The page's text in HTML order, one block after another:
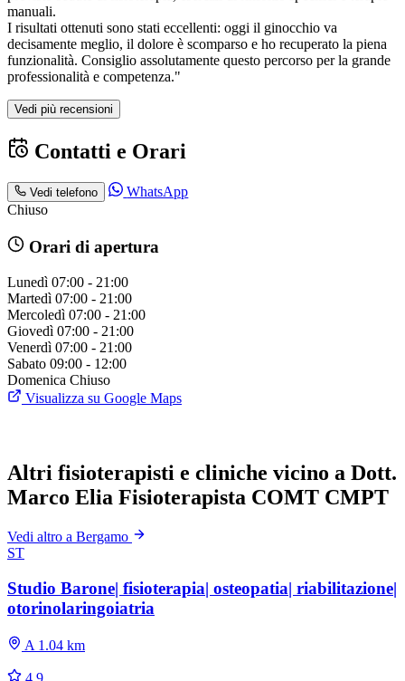
manuali.
I risultati ottenuti sono stati eccellenti: oggi il ginocchio va
decisamente meglio, il dolore è scomparso e ho recuperato la piena
funzionalità. Consiglio assolutamente questo percorso per la grande
professionalità e competenza."
Vedi più recensioni
Contatti e Orari
Vedi telefono
WhatsApp
Chiuso
Orari di apertura
Lunedì 07:00 - 21:00
Martedì 07:00 - 21:00
Mercoledì 07:00 - 21:00
Giovedì 07:00 - 21:00
Venerdì 07:00 - 21:00
Sabato 09:00 - 12:00
Domenica Chiuso
Visualizza su Google Maps
Altri fisioterapisti e cliniche vicino a Dott.
Marco Elia Fisioterapista COMT CMPT
Vedi altro a Bergamo
ST
Studio Barone| fisioterapia| osteopatia| riabilitazione|
otorinolaringoiatria
A 1.04 km
4.9